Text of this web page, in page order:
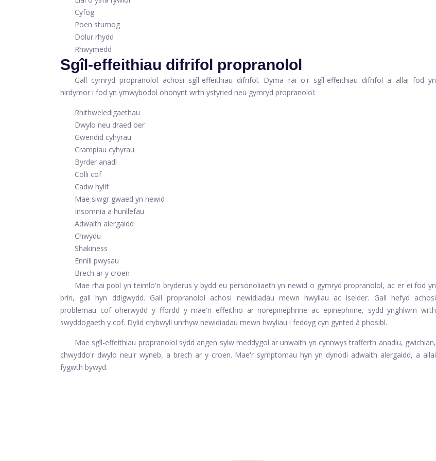
Cyfog
Poen stumog
Dolur rhydd
Rhwymedd
Sgîl-effeithiau difrifol propranolol
Gall cymryd propranolol achosi sgîl-effeithiau difrifol. Dyma rai o'r sgîl-effeithiau difrifol a allai fod yn
hirdymor i fod yn ymwybodol ohonynt wrth ystyried neu gymryd propranolol:
Rhithweledigaethau
Dwylo neu draed oer
Gwendid cyhyrau
Crampiau cyhyrau
Byrder anadl
Colli cof
Cadw hylif
Mae siwgr gwaed yn newid
Insomnia a hunllefau
Adwaith alergaidd
Chwydu
Shakiness
Ennill pwysau
Brech ar y croen
Mae rhai pobl yn teimlo'n bryderus y bydd eu personoliaeth yn newid o gymryd propranolol, ac er ei fod yn
brin, gall hyn ddigwydd. Gall propranolol achosi newidiadau mewn hwyliau ac iselder. Gall hefyd achosi
problemau cof oherwydd y ffordd y mae'n effeithio ar norepinephrine ac epinephrine, sydd ynghlwm wrth
swyddogaeth y cof. Dylid crybwyll unrhyw newidiadau mewn hwyliau i feddyg cyn gynted â phosibl.
Mae sgîl-effeithiau propranolol sydd angen sylw meddygol ar unwaith yn cynnwys trafferth anadlu, gwichian,
chwyddo'r dwylo neu'r wyneb, a brech ar y croen. Mae'r symptomau hyn yn dynodi adwaith alergaidd, a allai
fygwth bywyd.